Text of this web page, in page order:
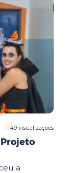
1149 visualizações
a